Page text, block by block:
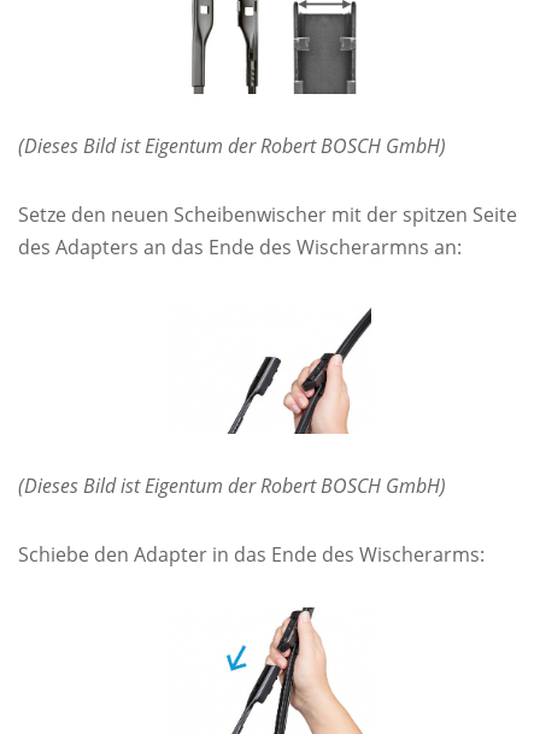
(Dieses Bild ist Eigentum der Robert BOSCH GmbH)
Setze den neuen Scheibenwischer mit der spitzen Seite
des Adapters an das Ende des Wischerarmns an:
(Dieses Bild ist Eigentum der Robert BOSCH GmbH)
Schiebe den Adapter in das Ende des Wischerarms: